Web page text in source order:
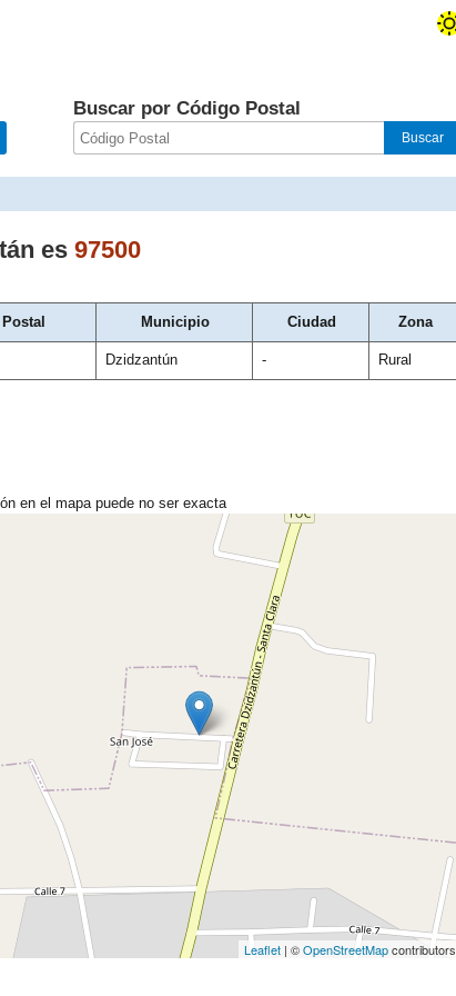
Buscar por Código Postal
es 97500
Municipio Ciudad Zona
Dzidzantún - Rural
en el mapa puede no ser exacta
Leaflet | ©OpenStreetMapcontributors